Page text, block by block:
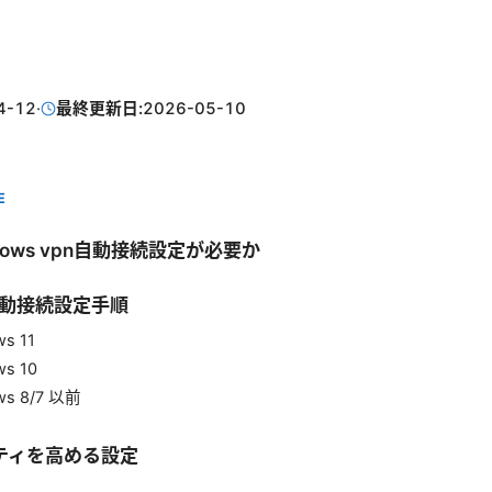
12· 最終更新日:2026-05-10
vpn自動接続設定が必要か
接続設定手順
11
10
8/7 以前
ィを高める設定